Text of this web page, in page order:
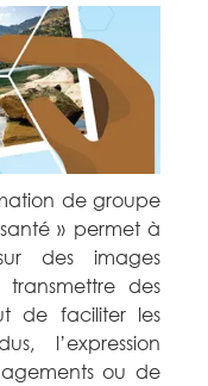
de groupe
» permet à
des images
des
de faciliter les
l’expression
ou de